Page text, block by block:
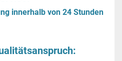
innerhalb von 24 Stunden